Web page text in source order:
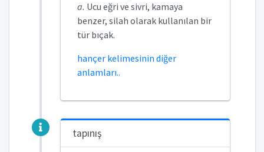
a. Ucu eğri ve sivri, kamaya
benzer, silah olarak kullanılan bir
tür bıçak.
hançer kelimesinin diğer
anlamları..
tapınış